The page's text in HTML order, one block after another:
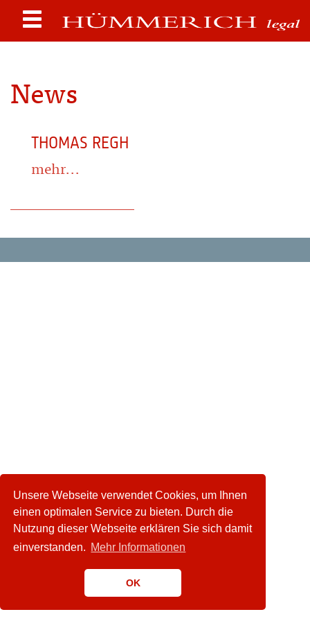
Unsere Webseite verwendet Cookies, um Ihnen
einen optimalen Service zu bieten. Durch die
Nutzung dieser Webseite erklären Sie sich damit
einverstanden. Mehr Informationen
OK
News
THOMAS REGH
mehr...